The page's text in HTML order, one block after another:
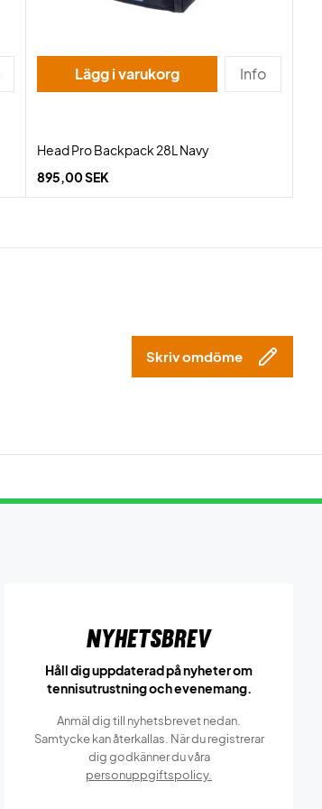
Lägg i varukorg Info
Head Pro Backpack 28L Navy
895,00 SEK
Skriv omdöme
Nyhetsbrev
Håll dig uppdaterad på nyheter om
tennisutrustning och evenemang.
Anmäl dig till nyhetsbrevet nedan.
Samtycke kan återkallas. När du registrerar
dig godkänner du våra
personuppgiftspolicy.